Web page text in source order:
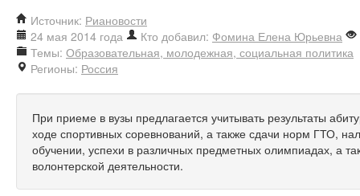
Источник: Риановости
24 мая 2014 года
Кто добавил: Фомина Елена Юрьевна
Темы: Образовательная, молодежная, социальная политика
Регионы: Россия
При приеме в вузы предлагается учитывать результаты
ходе спортивных соревнований, а также сдачи норм ГТО,
обучении, успехи в различных предметных олимпиадах, а
волонтерской деятельности.